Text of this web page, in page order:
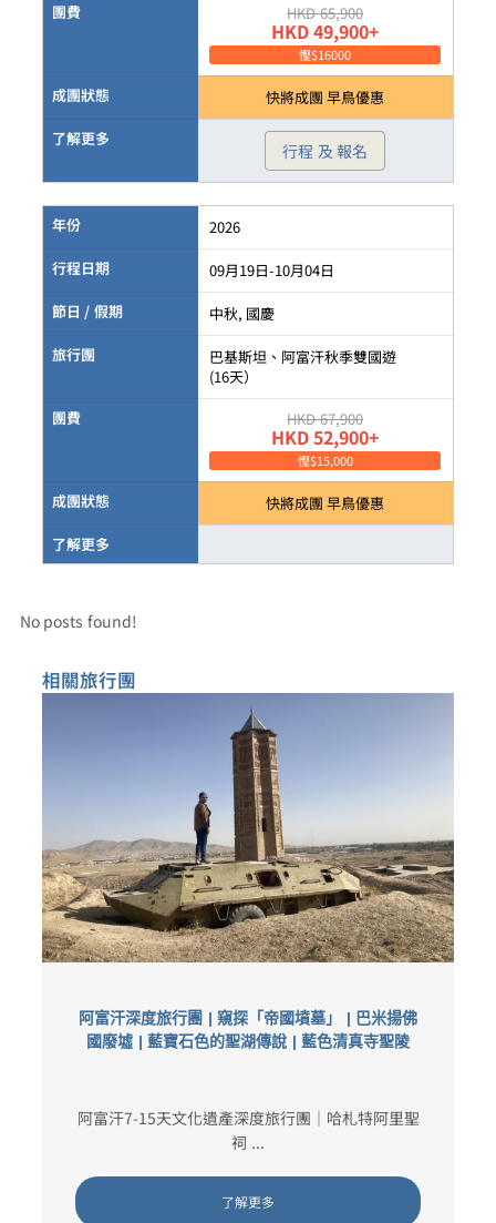
團費
HKD 65,900
HKD 49,900+
慳$16000
成團狀態
快將成團 早鳥優惠
了解更多
行程 及 報名
年份
2026
行程日期
09月19日-10月04日
節日 / 假期
中秋, 國慶
旅行團
巴基斯坦、阿富汗秋季雙國遊
(16天）
團費
HKD 67,900
HKD 52,900+
慳$15,000
成團狀態
快將成團 早鳥優惠
了解更多
No posts found!
相關旅行團​
阿富汗深度旅行團 | 窺探「帝國墳墓」 | 巴米揚佛
國廢墟 | 藍寶石色的聖湖傳說 | 藍色清真寺聖陵
阿富汗7-15天文化遺產深度旅行團｜哈札特阿里聖
祠 ...
了解更多